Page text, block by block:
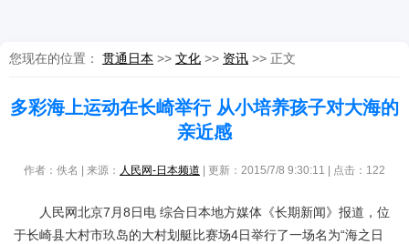
您现在的位置： 贯通日本 >> 文化 >> 资讯 >> 正文
多彩海上运动在长崎举行 从小培养孩子对大海的
亲近感
作者：佚名 | 来源： 人民网-日本频道 | 更新：2015/7/8 9:30:11 | 点击： 122
人民网北京7月8日电 综合日本地方媒体《长期新闻》报道，位
于长崎县大村市玖岛的大村划艇比赛场4日举行了一场名为“海之日